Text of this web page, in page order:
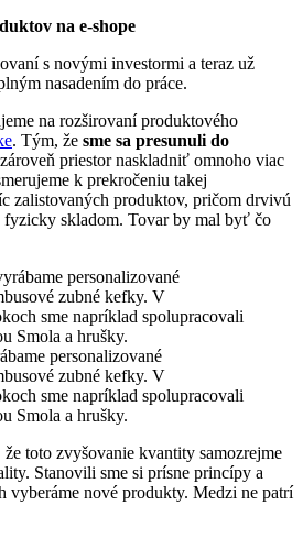
na e-shope
s novými investormi a teraz už
nasadením do práce.
na rozširovaní produktového
. Tým, že sme sa presunuli do
priestor naskladniť omnoho viac
k prekročeniu takej
zalistovaných produktov, pričom drvivú
fyzicky skladom. Tovar by mal byť čo
personalizované
zubné kefky. V
sme napríklad spolupracovali
Smola a hrušky.
že toto zvyšovanie kvantity samozrejme
Stanovili sme si prísne princípy a
vyberáme nové produkty. Medzi ne patrí